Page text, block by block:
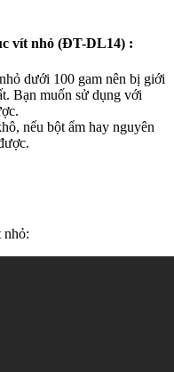
vít nhỏ (ĐT-DL14) :
dưới 100 gam nên bị giới
Bạn muốn sử dụng với
nếu bột ẩm hay nguyên
nhỏ: